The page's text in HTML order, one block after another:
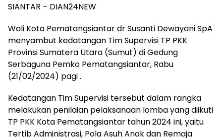
SIANTAR – DIAN24NEW
Wali Kota Pematangsiantar dr Susanti Dewayani SpA
menyambut kedatangan Tim Supervisi TP PKK
Provinsi Sumatera Utara (Sumut) di Gedung
Serbaguna Pemko Pematangsiantar, Rabu
(21/02/2024) pagi .
Kedatangan Tim Supervisi tersebut dalam rangka
melakukan penilaian pelaksanaan lomba yang diikuti
TP PKK Kota Pematangsiantar tahun 2024 ini, yaitu
Tertib Administrasi, Pola Asuh Anak dan Remaja